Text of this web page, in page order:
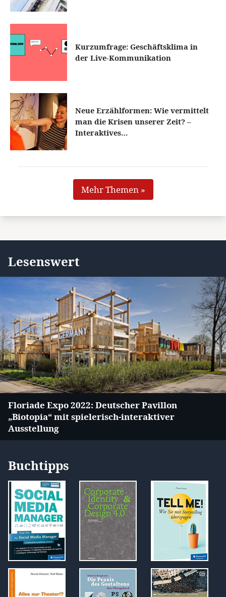
Kurzumfrage: Geschäftsklima in
der Live-Kommunikation
Neue Erzählformen: Wie vermittelt
man die Krisen unserer Zeit? –
Interaktives…
Mehr Themen »
Lesenswert
Floriade Expo 2022: Deutscher Pavillon
„Biotopia“ mit spielerisch-interaktiver
Ausstellung
Buchtipps